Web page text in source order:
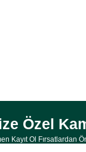
Özel
Kayıt Ol Fırsatlardan